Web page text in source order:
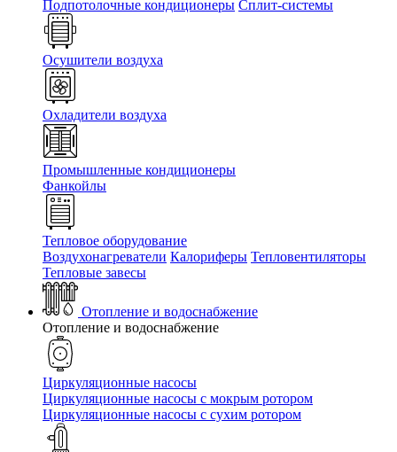
Подпотолочные кондиционеры Сплит-системы
Осушители воздуха
Охладители воздуха
Промышленные кондиционеры
Фанкойлы
Тепловое оборудование
Воздухонагреватели Калориферы Тепловентиляторы
Тепловые завесы
Отопление и водоснабжение
Отопление и водоснабжение
Циркуляционные насосы
Циркуляционные насосы с мокрым ротором
Циркуляционные насосы с сухим ротором